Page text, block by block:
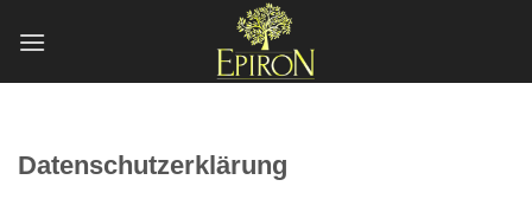
Inhalt
Datenschutzerklärung